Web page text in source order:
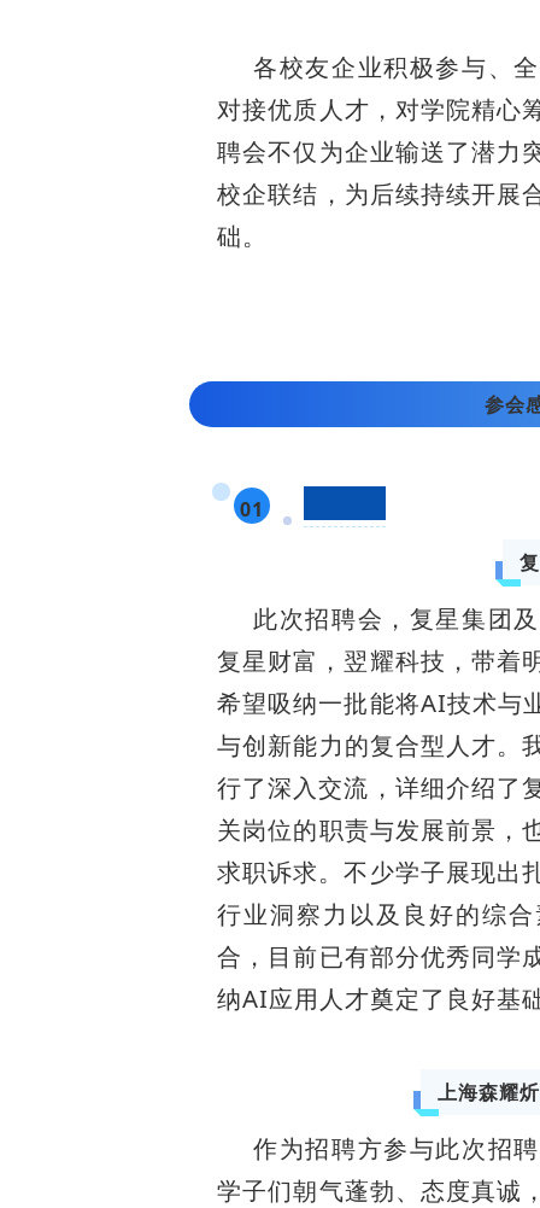
各校友企业积极参与、
对接优质人才，对学院精心
聘会不仅为企业输送了潜力
校企联结，为后续持续开展
础。
参会
01
此次招聘会，复星集团
复星财富，翌耀科技，带着
希望吸纳一批能将AI技术与
与创新能力的复合型人才。
行了深入交流，详细介绍了
关岗位的职责与发展前景，
求职诉求。不少学子展现出
行业洞察力以及良好的综
合，目前已有部分优秀同学
纳AI应用人才奠定了良好基
上海森耀
作为招聘方参与此次招
学子们朝气蓬勃、态度真诚